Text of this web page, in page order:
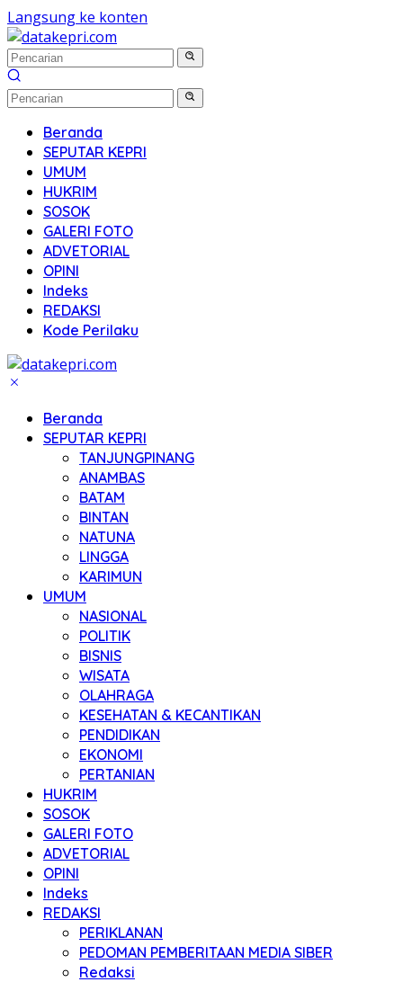
Langsung ke konten
Beranda
SEPUTAR KEPRI
UMUM
HUKRIM
SOSOK
GALERI FOTO
ADVETORIAL
OPINI
Indeks
REDAKSI
Kode Perilaku
Beranda
SEPUTAR KEPRI
TANJUNGPINANG
ANAMBAS
BATAM
BINTAN
NATUNA
LINGGA
KARIMUN
UMUM
NASIONAL
POLITIK
BISNIS
WISATA
OLAHRAGA
KESEHATAN & KECANTIKAN
PENDIDIKAN
EKONOMI
PERTANIAN
HUKRIM
SOSOK
GALERI FOTO
ADVETORIAL
OPINI
Indeks
REDAKSI
PERIKLANAN
PEDOMAN PEMBERITAAN MEDIA SIBER
Redaksi